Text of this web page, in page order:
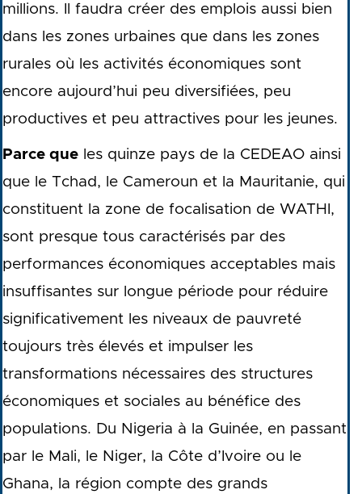
millions. Il faudra créer des emplois aussi bien
dans les zones urbaines que dans les zones
rurales où les activités économiques sont
encore aujourd’hui peu diversifiées, peu
productives et peu attractives pour les jeunes.
Parce que les quinze pays de la CEDEAO ainsi
que le Tchad, le Cameroun et la Mauritanie, qui
constituent la zone de focalisation de WATHI,
sont presque tous caractérisés par des
performances économiques acceptables mais
insuffisantes sur longue période pour réduire
significativement les niveaux de pauvreté
toujours très élevés et impulser les
transformations nécessaires des structures
économiques et sociales au bénéfice des
populations. Du Nigeria à la Guinée, en passant
par le Mali, le Niger, la Côte d’Ivoire ou le
Ghana, la région compte des grands